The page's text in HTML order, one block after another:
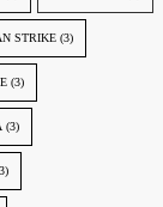
STRIKE (3)
(3)
(3)